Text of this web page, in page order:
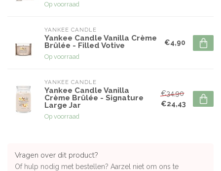
Op voorraad
YANKEE CANDLE
Yankee Candle Vanilla Crème
Brûlée - Filled Votive
Op voorraad
€4,90
YANKEE CANDLE
Yankee Candle Vanilla
Crème Brûlée - Signature
Large Jar
Op voorraad
€34,90
€24,43
Vragen over dit product?
Of hulp nodig met bestellen? Aarzel niet om ons te